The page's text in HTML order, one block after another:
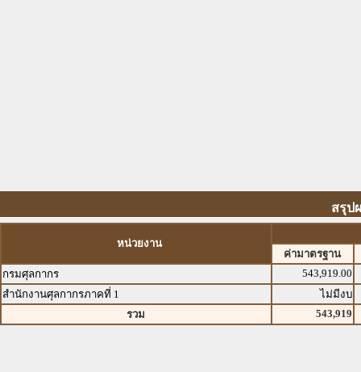
สรุป
หน่วยงาน
ค่ามาตรฐาน
กรมศุลกากร
543,919.00
สำนักงานศุลกากรภาคที่ 1
ไม่มีงบ
รวม
543,919